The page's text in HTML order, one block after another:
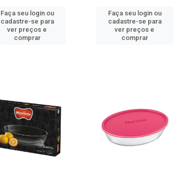
Faça seu login ou
cadastre-se para
ver preços e
comprar
Faça seu login ou
cadastre-se para
ver preços e
comprar